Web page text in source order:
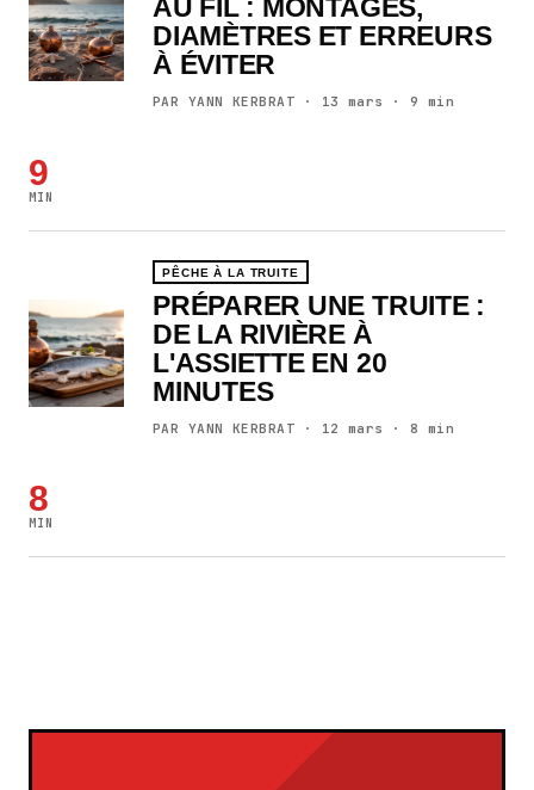
AU FIL : MONTAGES,
DIAMÈTRES ET ERREURS
À ÉVITER
PAR YANN KERBRAT · 13 mars · 9 min
9
MIN
PÊCHE À LA TRUITE
PRÉPARER UNE TRUITE :
DE LA RIVIÈRE À
L'ASSIETTE EN 20
MINUTES
PAR YANN KERBRAT · 12 mars · 8 min
8
MIN